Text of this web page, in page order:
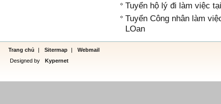
Tuyển hộ lý đi làm việc
Tuyển Công nhân làm
LOan
Trang chủ | Sitermap |
Webmail
Designed by
Kypernet